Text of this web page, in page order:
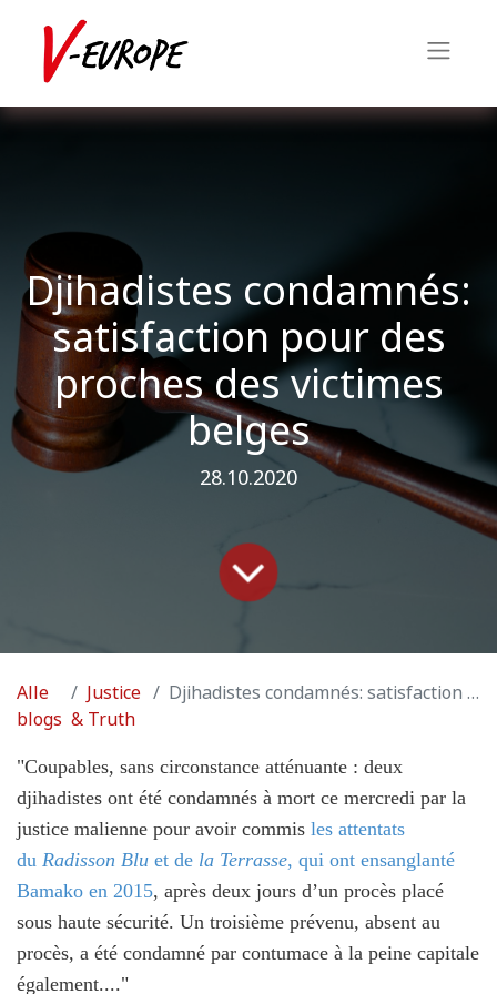
Djihadistes condamnés:
satisfaction pour des
proches des victimes
belges
28.10.2020
Alle
blogs
Justice
& Truth
Djihadistes condamnés: satisfaction pour des proches des victimes belges
"Coupables, sans circonstance atténuante : deux
djihadistes ont été condamnés à mort ce mercredi par la
justice malienne pour avoir commis les attentats
du Radisson Blu et de la Terrasse, qui ont ensanglanté
Bamako en 2015, après deux jours d’un procès placé
sous haute sécurité. Un troisième prévenu, absent au
procès, a été condamné par contumace à la peine capitale
également...."